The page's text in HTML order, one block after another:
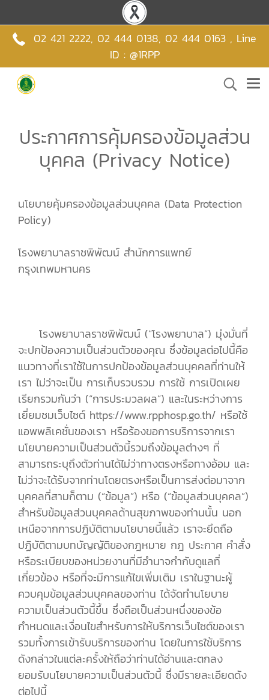
02 421 2222, 02 444 0138, 02 444 0163 , Line
ID : @1RPP
ประกาศการคุ้มครองข้อมูลส่วน
บุคคล (Privacy Notice)
นโยบายคุ้มครองข้อมูลส่วนบุคคล (Data Protection
Policy)
โรงพยาบาลราชพิพัฒน์ สำนักการแพทย์
กรุงเทพมหานคร
โรงพยาบาลราชพิพัฒน์ (“โรงพยาบาล”) มุ่งมั่นที่
จะปกป้องความเป็นส่วนตัวของคุณ ซึ่งข้อมูลต่อไปนี้คือ
แนวทางที่เราใช้ในการปกป้องข้อมูลส่วนบุคคลที่ท่านให้
เรา ไม่ว่าจะเป็น การเก็บรวบรวม การใช้ การเปิดเผย
เรียกรวมกันว่า (“การประมวลผล”) และในระหว่างการ
เยี่ยมชมเว็บไซต์ https://www.rpphosp.go.th/ หรือใช้
แอพพลิเคชั่นของเรา หรือร้องขอการบริการจากเรา
นโยบายความเป็นส่วนตัวนี้รวมถึงข้อมูลต่างๆ ที่
สามารถระบุถึงตัวท่านได้ไม่ว่าทางตรงหรือทางอ้อม และ
ไม่ว่าจะได้รับจากท่านโดยตรงหรือเป็นการส่งต่อมาจาก
บุคคลที่สามก็ตาม (“ข้อมูล”) หรือ (“ข้อมูลส่วนบุคคล”)
สำหรับข้อมูลส่วนบุคคลด้านสุขภาพของท่านนั้น นอก
เหนือจากการปฏิบัติตามนโยบายนี้แล้ว เราจะยึดถือ
ปฏิบัติตามบทบัญญัติของกฎหมาย กฎ ประกาศ คำสั่ง
หรือระเบียบของหน่วยงานที่มีอำนาจกำกับดูแลที่
เกี่ยวข้อง หรือที่จะมีการแก้ไขเพิ่มเติม เราในฐานะผู้
ควบคุมข้อมูลส่วนบุคคลของท่าน ได้จัดทำนโยบาย
ความเป็นส่วนตัวนี้ขึ้น ซึ่งถือเป็นส่วนหนึ่งของข้อ
กำหนดและเงื่อนไขสำหรับการให้บริการเว็บไซต์ของเรา
รวมทั้งการเข้ารับบริการของท่าน โดยในการใช้บริการ
ดังกล่าวในแต่ละครั้งให้ถือว่าท่านได้อ่านและตกลง
ยอมรับนโยบายความเป็นส่วนตัวนี้ ซึ่งมีรายละเอียดดัง
ต่อไปนี้